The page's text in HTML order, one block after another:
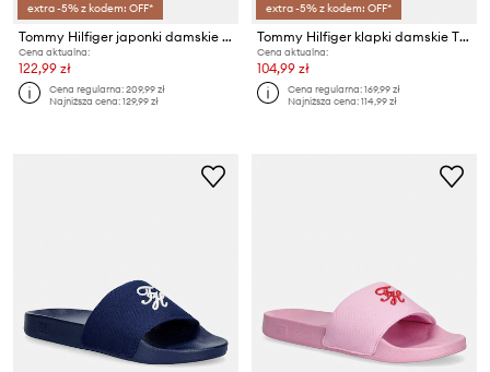
extra -5% z kodem: OFF*
Tommy Hilfiger japonki damskie TH CRITTER SANDAL
Cena aktualna:
122,99 zł
Cena regularna:209,99 zł
Najniższa cena:129,99 zł
extra -5% z kodem: OFF*
Tommy Hilfiger klapki damskie TH SCRIPT POOL SLIDE
Cena aktualna:
104,99 zł
Cena regularna:169,99 zł
Najniższa cena:114,99 zł